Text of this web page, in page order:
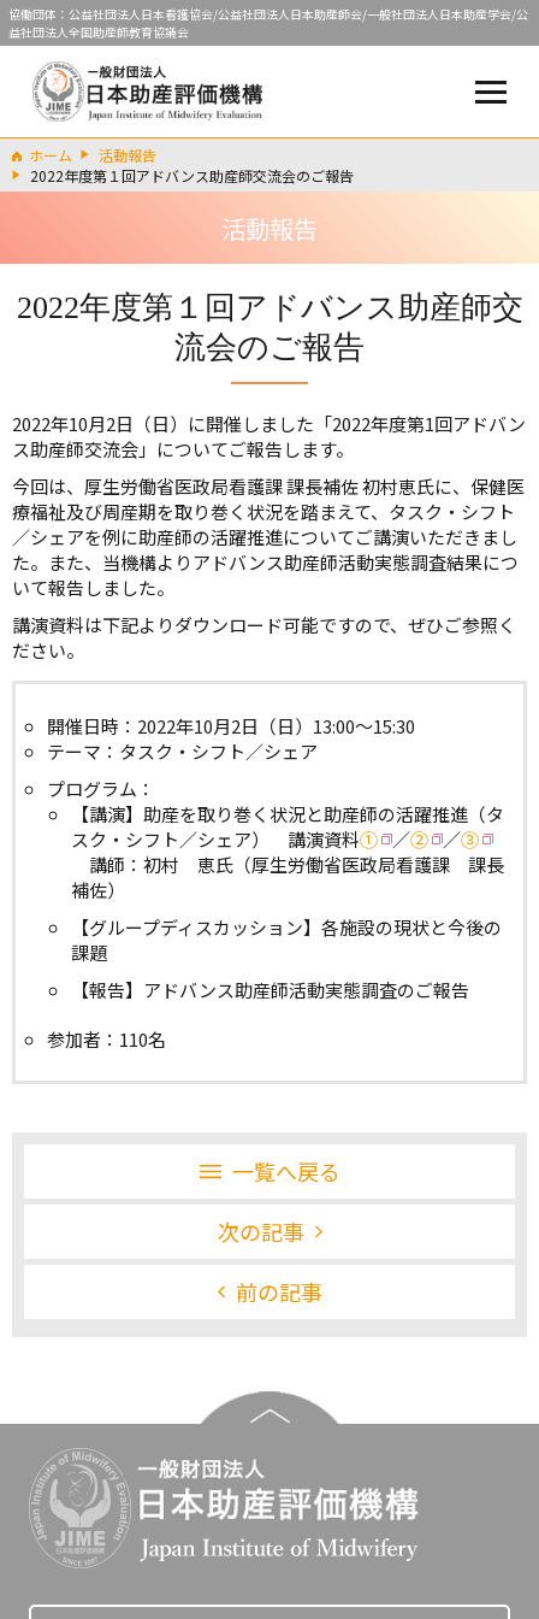
協働団体：公益社団法人日本看護協会/公益社団法人日本助産師会/一般社団法人日本助産学会/公
益社団法人全国助産師教育協議会
ホーム
活動報告
2022年度第１回アドバンス助産師交流会のご報告
活動報告
2022年度第１回アドバンス助産師交
流会のご報告
2022年10月2日（日）に開催しました「2022年度第1回アドバン
ス助産師交流会」についてご報告します。
今回は、厚生労働省医政局看護課 課長補佐 初村恵氏に、保健医
療福祉及び周産期を取り巻く状況を踏まえて、タスク・シフト
／シェアを例に助産師の活躍推進についてご講演いただきまし
た。また、当機構よりアドバンス助産師活動実態調査結果につ
いて報告しました。
講演資料は下記よりダウンロード可能ですので、ぜひご参照く
ださい。
開催日時：2022年10月2日（日）13:00～15:30
テーマ：タスク・シフト／シェア
プログラム：
【講演】助産を取り巻く状況と助産師の活躍推進（タ
スク・シフト／シェア） 講演資料① ／② ／③
講師：初村 恵氏（厚生労働省医政局看護課 課長
補佐）
【グループディスカッション】各施設の現状と今後の
課題
【報告】アドバンス助産師活動実態調査のご報告
参加者：110名
一覧へ戻る
次の記事
前の記事